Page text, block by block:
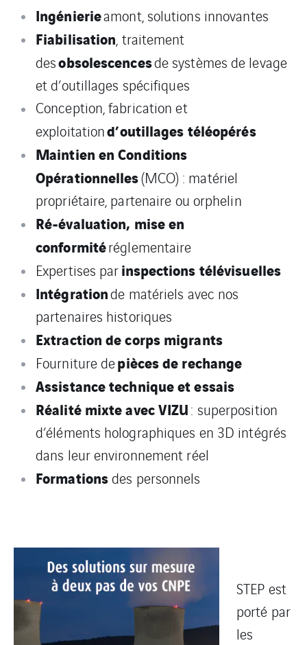
Ingénierieamont, solutions innovantes
Fiabilisation, traitement
desobsolescencesde systèmes de levage
et d’outillages spécifiques
Conception, fabrication et
exploitationd’outillages téléopérés
Maintien en Conditions
Opérationnelles(MCO) : matériel
propriétaire, partenaire ou orphelin
Ré-évaluation, mise en
conformitéréglementaire
Expertises parinspections télévisuelles
Intégrationde matériels avec nos
partenaires historiques
Extraction de corps migrants
Fourniture depièces de rechange
Assistance technique et essais
Réalité mixte avec VIZU: superposition
d’éléments holographiques en 3D intégrés
dans leur environnement réel
Formationsdes personnels
STEP est
porté par
les